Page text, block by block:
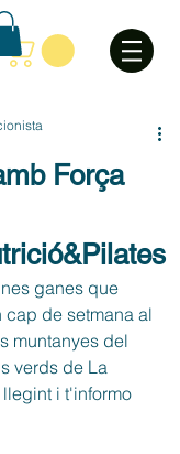
Força
ganes que
de setmana al
muntanyes del
verds de La
i t'informo